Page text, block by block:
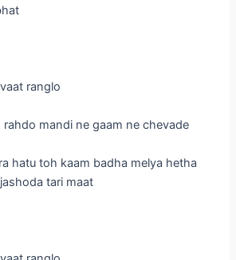
ranglo
rahdo mandi ne gaam ne chevade
hatu toh kaam badha melya hetha
tari maat